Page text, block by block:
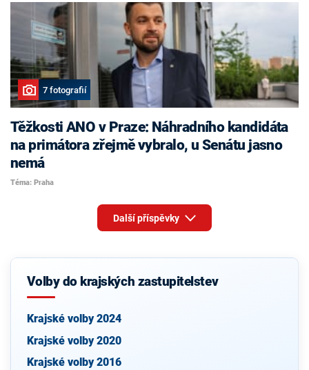
7 fotografií
Těžkosti ANO v Praze: Náhradního kandidáta
na primátora zřejmě vybralo, u Senátu jasno
nemá
Téma: Praha
Další příspěvky
Volby do krajských zastupitelstev
Krajské volby 2024
Krajské volby 2020
Krajské volby 2016